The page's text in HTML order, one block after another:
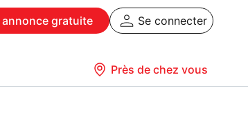
annonce gratuite Se connecter
Près de chez vous